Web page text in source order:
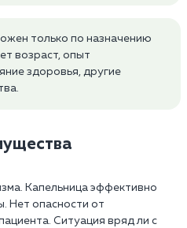
только по назначению
возраст, опыт
здоровья, другие
Капельница эффективно
Нет опасности от
Ситуация вряд ли с